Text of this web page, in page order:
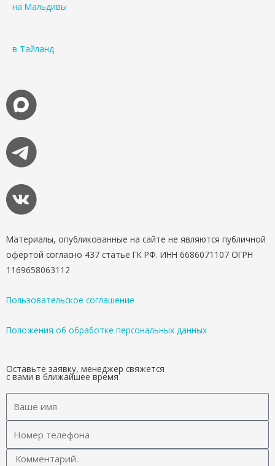
на Мальдивы
в Тайланд
Материалы, опубликованные на сайте не являются публичной
офертой согласно 437 статье ГК РФ. ИНН 6686071107 ОГРН
1169658063112
Пользовательское соглашение
Положения об обработке персональных данных
Оставьте заявку, менеджер свяжется
с вами в ближайшее время